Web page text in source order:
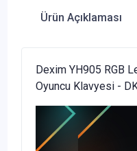
Ürün Açıklaması
Dexim YH905 RGB
Oyuncu Klavyesi -